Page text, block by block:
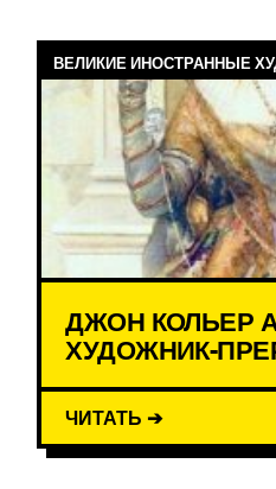
ВЕЛИКИЕ ИНОСТРАННЫЕ
ДЖОН КОЛЬЕР
ХУДОЖНИК-
ЧИТАТЬ ➔